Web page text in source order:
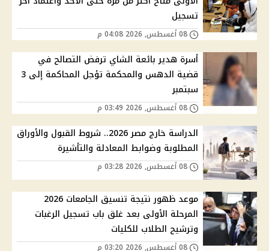
تسجيل
أسرة هدير بائعة الشاي ترفض التصالح في
قضية الدهس والمحكمة تؤجل المحاكمة إلى 3
سبتمبر
الدراسة خارج مصر 2026.. شروط القبول والأوراق
المطلوبة وضوابط المعادلة والتأشيرة
موعد ظهور نتيجة تنسيق الجامعات 2026
المرحلة الأولى بعد غلق باب تسجيل الرغبات
وترشيح الطلاب للكليات